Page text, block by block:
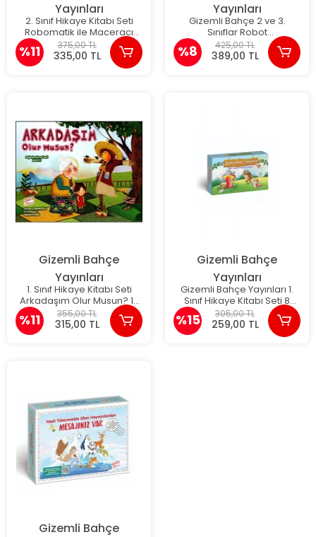
Yayınları
2. Sınıf Hikaye Kitabı Seti
Robomatik ile Maceracı
Sayılar 10 Kitap - Handan
Kötüğ
%11 375,00 TL
335,00 TL
Yayınları
Gizemli Bahçe 2 ve 3.
Sınıflar Robot
Arkadaşım10lu Hikaye Seti
Poster Hediyeli
%8 425,00 TL
389,00 TL
Gizemli Bahçe
Yayınları
1. Sınıf Hikaye Kitabı Seti
Arkadaşım Olur Musun? 10
Kitap Gizemli Bahçe
%11 355,00 TL
315,00 TL
Gizemli Bahçe
Yayınları
Gizemli Bahçe Yayınları 1.
Sınıf Hikaye Kitabı Seti 8
Kitap Bahçedeki Minikler
%15 305,00 TL
259,00 TL
Gizemli Bahçe